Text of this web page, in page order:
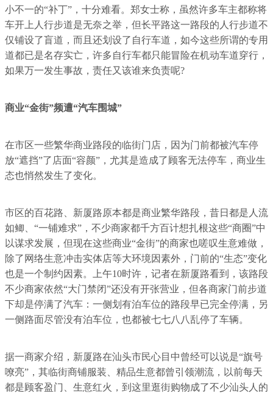
小不一的“补丁”，十分难看。郑女士称，虽然许多车主都称将
车开上人行步道是无奈之举，但长平路这一路段的人行步道不
仅铺设了盲道，而且还划设了自行车道，如今这些所谓的专用
道都已是名存实亡，许多自行车都只能冒险在机动车道穿行，
如果万一发生事故，责任又该谁来负责呢?
商业“金街”频遭“汽车围城”
在市区一些繁华商业路段的临街门店，因为门前都被汽车停
放“遮挡”了店面“容颜”，尤其是造成了顾客无法停车，商业生
态也悄然发生了变化。
市区的百花路、新厦路原本都是商业繁华路段，昔日都是人流
如鲫、“一铺难求”，不少商家都千方百计想扎根这些“商圈”中
以谋求发展，但现在这些商业“金街”的商家也嗟叹生意难做，
除了网络生意冲击实体店等大环境因素外，门前的“生态”变化
也是一个制约因素。上午10时许，记者在新厦路看到，该路段
不少商家依然“大门禁闭”还没有开张营业，但各商家门前步道
下却是停满了汽车：一侧划有泊车位的路段早已完全停满，另
一侧路面尽管没有泊车位，也都被七七八八乱停了车辆。
据一商家介绍，新厦路在汕头市民心目中曾经可以说是“旗号
嘹亮”，其临街商铺服装、精品生意都曾引领潮流，以前每天
都是顾客盈门、生意红火，到这里逛街购物成了不少汕头人的